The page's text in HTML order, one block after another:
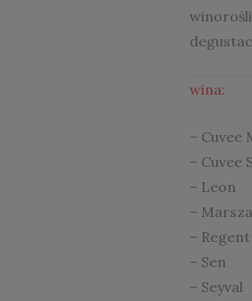
wina:
– Cuvee
– Cuvee
– Leon
–
– Regent
– Sen
– Seyval